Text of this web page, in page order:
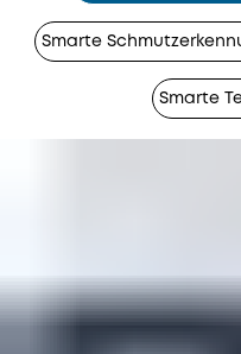
Smarte
Smarte